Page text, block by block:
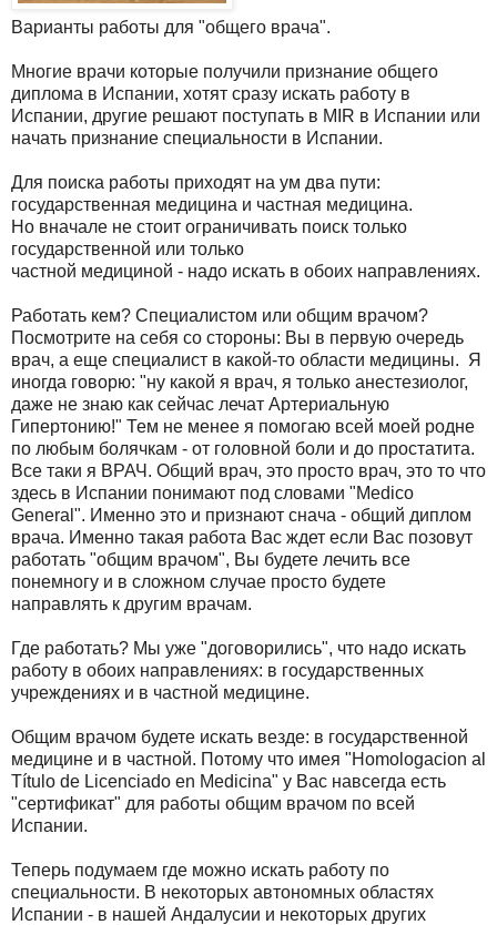
Варианты работы для "общего врача".
Многие врачи которые получили признание общего
диплома в Испании, хотят сразу искать работу в
Испании, другие решают поступать в MIR в Испании или
начать признание специальности в Испании.
Для поиска работы приходят на ум два пути:
государственная медицина и частная медицина.
Но вначале не стоит ограничивать поиск только
государственной или только
частной медициной - надо искать в обоих направлениях.
Работать кем? Специалистом или общим врачом?
Посмотрите на себя со стороны: Вы в первую очередь
врач, а еще специалист в какой-то области медицины. Я
иногда говорю: "ну какой я врач, я только анестезиолог,
даже не знаю как сейчас лечат Артериальную
Гипертонию!" Тем не менее я помогаю всей моей родне
по любым болячкам - от головной боли и до простатита.
Все таки я ВРАЧ. Общий врач, это просто врач, это то что
здесь в Испании понимают под словами "Medico
General". Именно это и признают снача - общий диплом
врача. Именно такая работа Вас ждет если Вас позовут
работать "общим врачом", Вы будете лечить все
понемногу и в сложном случае просто будете
направлять к другим врачам.
Где работать? Мы уже "договорились", что надо искать
работу в обоих направлениях: в государственных
учреждениях и в частной медицине.
Общим врачом будете искать везде: в государственной
медицине и в частной. Потому что имея "Homologacion al
Título de Licenciado en Medicina" у Вас навсегда есть
"сертификат" для работы общим врачом по всей
Испании.
Теперь подумаем где можно искать работу по
специальности. В некоторых автономных областях
Испании - в нашей Андалусии и некоторых других